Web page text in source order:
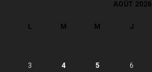
AOÛT 2026
L M M J
3 4 5 6